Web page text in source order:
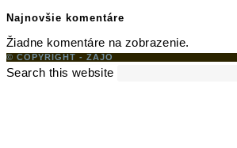
Najnovšie komentáre
Žiadne komentáre na zobrazenie.
© COPYRIGHT - ZAJO
Search this website